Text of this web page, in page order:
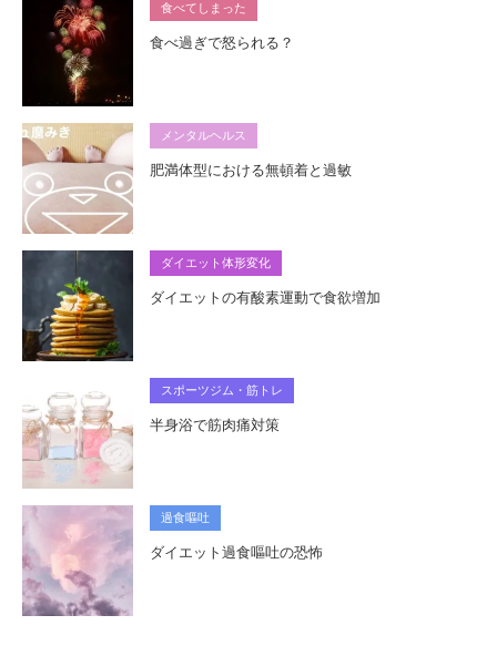
食べてしまった
食べ過ぎで怒られる？
メンタルヘルス
肥満体型における無頓着と過敏
ダイエット体形変化
ダイエットの有酸素運動で食欲増加
スポーツジム・筋トレ
半身浴で筋肉痛対策
過食嘔吐
ダイエット過食嘔吐の恐怖